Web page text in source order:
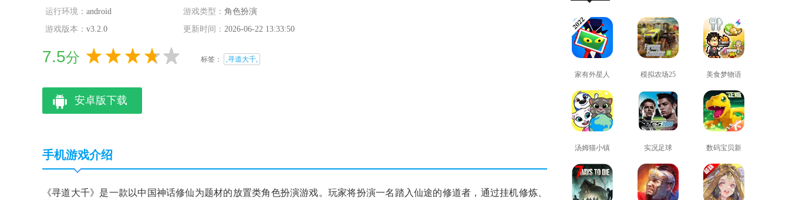
运行环境： android 游戏类型： 角色扮演
游戏版本： v3.2.0 更新时间： 2026-06-22 13:33:50
7.5分 标签： ,寻道大千,
安卓版下载
手机游戏介绍
《寻道大千》是一款以中国神话修仙为题材的放置类角色扮演游戏。玩家将扮演一名踏入仙途的修道者，通过挂机修炼、
家有外星人
免费版
查看
模拟农场25
免费版
查看
美食梦物语
正版
查看
汤姆猫小镇
免费版
查看
实况足球
2008安卓版
查看
数码宝贝新
世纪免费版
查看